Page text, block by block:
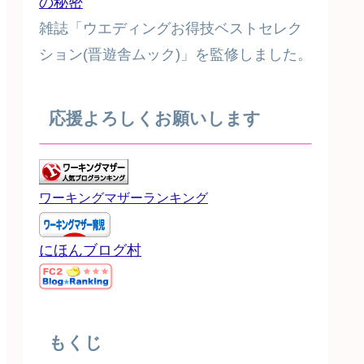
雑誌「ウエディングお得技ベストセレク
ション(晋遊舎ムック)」を監修しました。
応援よろしくお願いします
ワーキングマザーランキング
にほんブログ村
もくじ